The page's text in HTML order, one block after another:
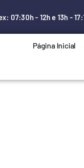
07:30h - 12h e 13h -
Página Inicial